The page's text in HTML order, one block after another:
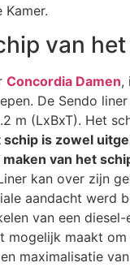
van
Concordia Damen,
De Sendo
m (LxBxT). Het
is zowel
van het
kan over zijn
aandacht werd
van een
mogelijk maakt
maximalisatie